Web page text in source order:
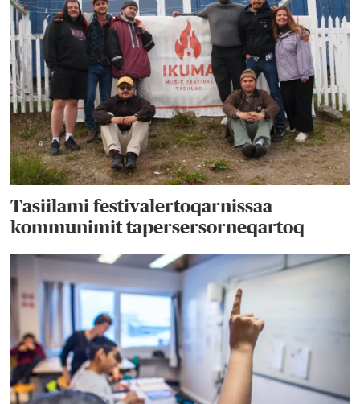
Tasiilami festivalertoqarnissaa
kommunimit tapersersorneqartoq